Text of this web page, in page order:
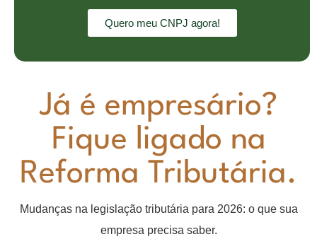
Quero meu CNPJ agora!
Já é empresário?
Fique ligado na
Reforma Tributária.
Mudanças na legislação tributária para 2026: o que sua
empresa precisa saber.